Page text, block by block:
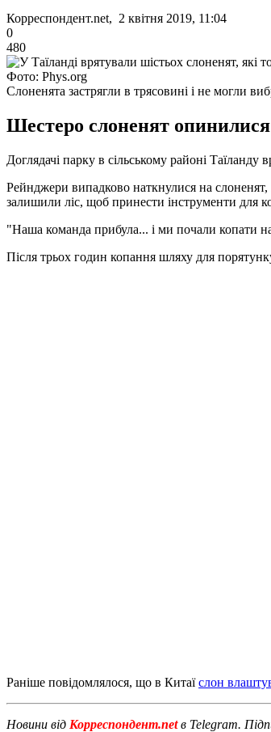
Корреспондент.net, 2 квітня 2019, 11:04
0
480
Фото: Phys.org
Слоненята застрягли в трясовині і не могли
Шестеро слоненят
Доглядачі парку в сільському районі Таїланду
Рейнджери випадково наткнулися на слоненят,
залишили ліс, щоб принести інструменти для
"Наша команда прибула... і ми почали копати
Після трьох годин копання шляху для
Раніше повідомлялося, що в Китаїслон
Новини від Корреспондент.netв Telegram.